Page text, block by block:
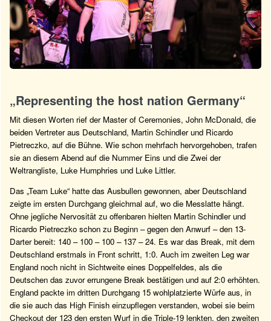
„Representing the host nation Germany“
Mit diesen Worten rief der Master of Ceremonies, John McDonald, die
beiden Vertreter aus Deutschland, Martin Schindler und Ricardo
Pietreczko, auf die Bühne. Wie schon mehrfach hervorgehoben, trafen
sie an diesem Abend auf die Nummer Eins und die Zwei der
Weltrangliste, Luke Humphries und Luke Littler.
Das „Team Luke“ hatte das Ausbullen gewonnen, aber Deutschland
zeigte im ersten Durchgang gleichmal auf, wo die Messlatte hängt.
Ohne jegliche Nervosität zu offenbaren hielten Martin Schindler und
Ricardo Pietreczko schon zu Beginn – gegen den Anwurf – den 13-
Darter bereit: 140 – 100 – 100 – 137 – 24. Es war das Break, mit dem
Deutschland erstmals in Front schritt, 1:0. Auch im zweiten Leg war
England noch nicht in Sichtweite eines Doppelfeldes, als die
Deutschen das zuvor errungene Break bestätigen und auf 2:0 erhöhten.
England packte im dritten Durchgang 15 wohlplatzierte Würfe aus, in
die sie auch das High Finish einzupflegen verstanden, wobei sie beim
Checkout der 123 den ersten Wurf in die Triple-19 lenkten, den zweiten